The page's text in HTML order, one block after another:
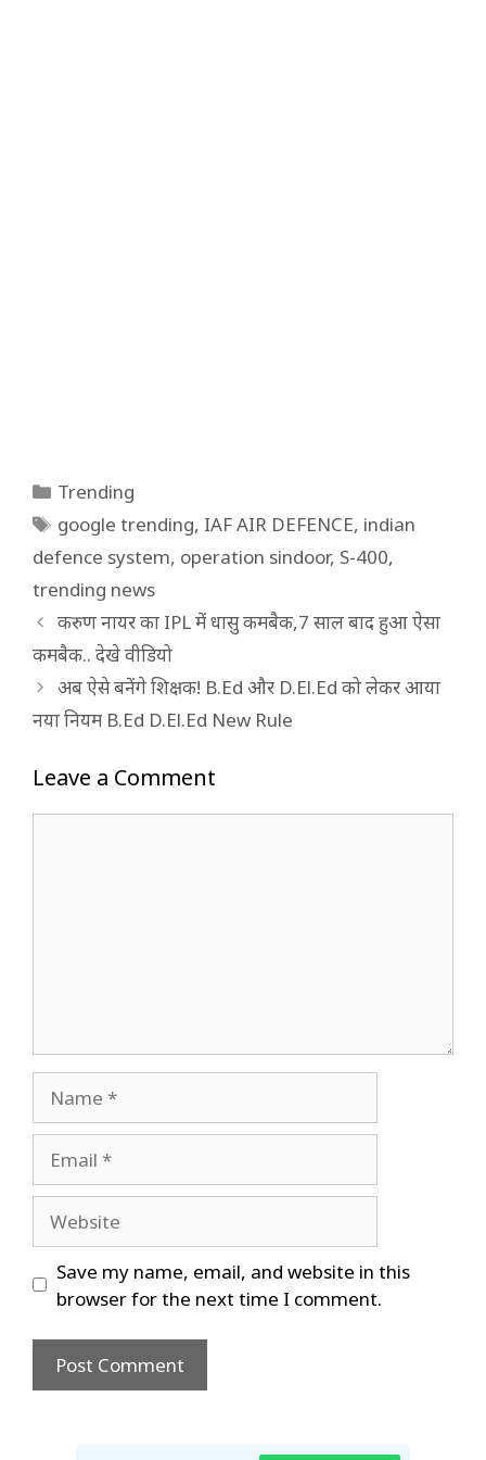
Categories
Trending
Tags
google trending, IAF AIR DEFENCE, indian
defence system, operation sindoor, S-400,
trending news
करुण नायर का IPL में धासु कमबैक,7 साल बाद हुआ ऐसा
कमबैक.. देखे वीडियो
अब ऐसे बनेंगे शिक्षक! B.Ed और D.El.Ed को लेकर आया
नया नियम B.Ed D.El.Ed New Rule
Leave a Comment
Save my name, email, and website in this
browser for the next time I comment.